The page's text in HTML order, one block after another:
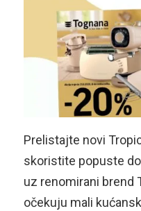
Prelistajte novi
skoristite popuste
uz renomirani brend
očekuju mali